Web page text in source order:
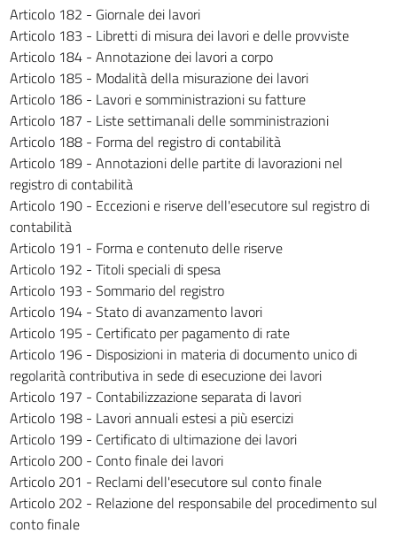
354
355
356
PARTE VII - DISPOSIZIONI TRANSITORIE E
ABROGAZIONI
((PARTE ABROGATA DAL D.LGS. 18 APRILE 2016, N. 50))
357
358
359
Allegati
Allegato A
Allegato A
Allegato B
Allegato B
Allegato C
Allegato C
Allegato D
Allegato D
Allegato E
Articolo 182 - Giornale dei lavori
Articolo 183 - Libretti di misura dei lavori e delle provviste
Articolo 184 - Annotazione dei lavori a corpo
Articolo 185 - Modalità della misurazione dei lavori
Articolo 186 - Lavori e somministrazioni su fatture
Articolo 187 - Liste settimanali delle somministrazioni
Articolo 188 - Forma del registro di contabilità
Articolo 189 - Annotazioni delle partite di lavorazioni nel
registro di contabilità
Articolo 190 - Eccezioni e riserve dell'esecutore sul registro di
contabilità
Articolo 191 - Forma e contenuto delle riserve
Articolo 192 - Titoli speciali di spesa
Articolo 193 - Sommario del registro
Articolo 194 - Stato di avanzamento lavori
Articolo 195 - Certificato per pagamento di rate
Articolo 196 - Disposizioni in materia di documento unico di
regolarità contributiva in sede di esecuzione dei lavori
Articolo 197 - Contabilizzazione separata di lavori
Articolo 198 - Lavori annuali estesi a più esercizi
Articolo 199 - Certificato di ultimazione dei lavori
Articolo 200 - Conto finale dei lavori
Articolo 201 - Reclami dell'esecutore sul conto finale
Articolo 202 - Relazione del responsabile del procedimento sul
conto finale